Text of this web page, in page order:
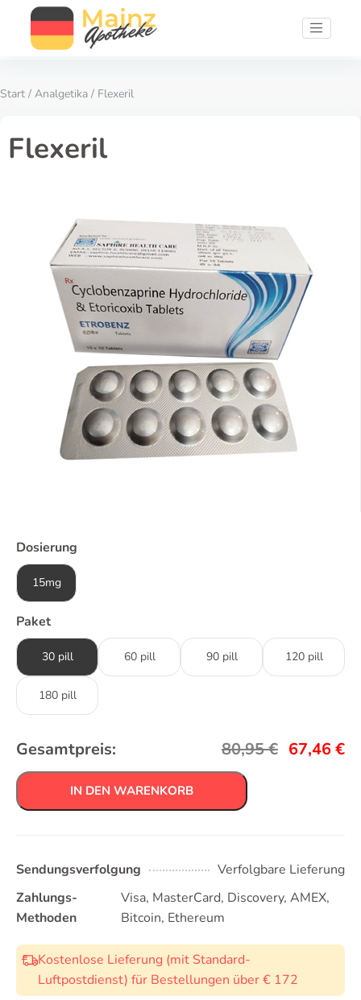
Start / Analgetika / Flexeril
Flexeril
Dosierung
15mg
Paket
30 pill 60 pill 90 pill 120 pill
180 pill
Gesamtpreis: 80,95€ 67,46€
IN DEN WARENKORB
Sendungsverfolgung
Verfolgbare Lieferung
Zahlungs-
Methoden
Visa, MasterCard, Discovery, AMEX,
Bitcoin, Ethereum
Kostenlose Lieferung (mit Standard-
Luftpostdienst) für Bestellungen über € 172